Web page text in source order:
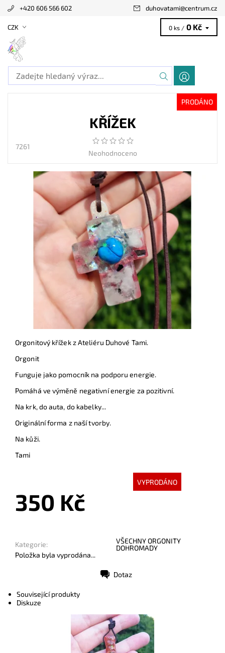
+420 606 566 602 duhovatami@centrum.cz
CZK 0 ks / 0 Kč
PRODÁNO
KŘÍŽEK
7261
Neohodnoceno
Orgonitový křížek z Ateliéru Duhové Tami.
Orgonit
Funguje jako pomocník na podporu energie.
Pomáhá ve výměně negativní energie za pozitivní.
Na krk, do auta, do kabelky...
Originální forma z naší tvorby.
Na kůži.
Tami
VYPRODÁNO
350 Kč
Kategorie:
VŠECHNY ORGONITY
DOHROMADY
Položka byla vyprodána...
Dotaz
Související produkty
Diskuze
Skladem
4215